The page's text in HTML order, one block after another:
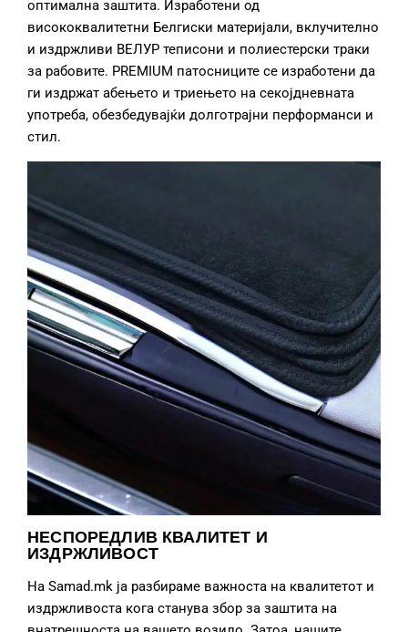
оптимална заштита. Изработени од
висококвалитетни Белгиски материјали, вклучително
и издржливи ВЕЛУР теписони и полиестерски траки
за рабовите. PREMIUM патосниците се изработени да
ги издржат абењето и триењето на секојдневната
употреба, обезбедувајќи долготрајни перформанси и
стил.
НЕСПОРЕДЛИВ КВАЛИТЕТ И
ИЗДРЖЛИВОСТ
На Samad.mk ја разбираме важноста на квалитетот и
издржливоста кога станува збор за заштита на